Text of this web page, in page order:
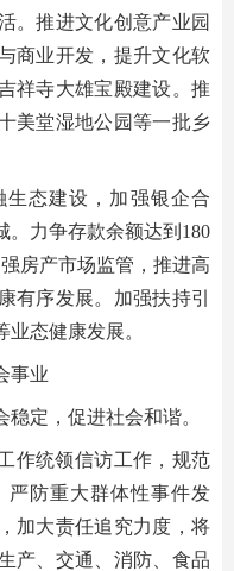
。推进文化创意产业园
商业开发，提升文化软
祥寺大雄宝殿建设。推
美堂湿地公园等一批乡
态建设，加强银企合
。力争存款余额达到180
房产市场监管，推进高
有序发展。加强扶持引
态健康发展。
事业
定，促进社会和谐。
作统领信访工作，规范
严防重大群体性事件发
加大责任追究力度，将
产、交通、消防、食品